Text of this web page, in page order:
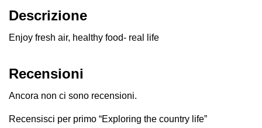
Descrizione
Enjoy fresh air, healthy food- real life
Recensioni
Ancora non ci sono recensioni.
Recensisci per primo “Exploring the country life”